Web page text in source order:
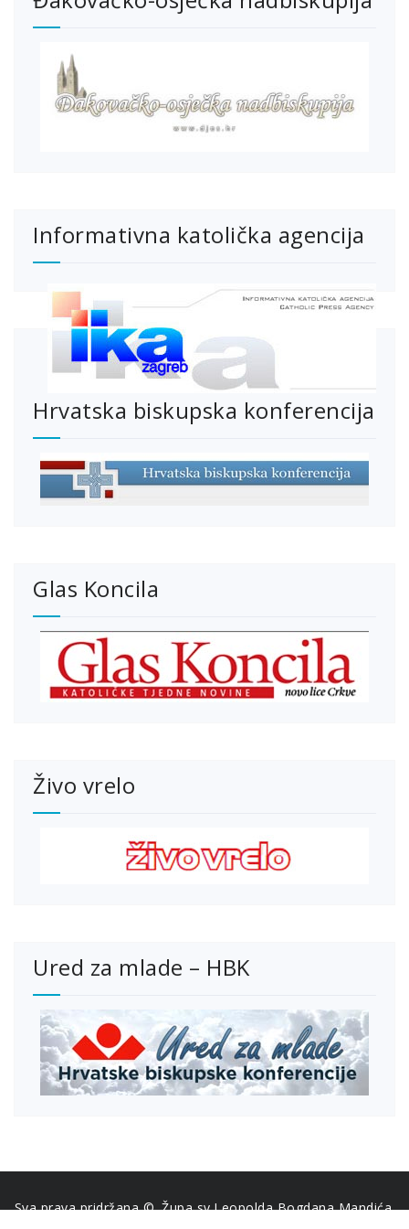
Informativna katolička agencija
Hrvatska biskupska konferencija
Glas Koncila
Živo vrelo
Ured za mlade – HBK
Sva prava pridržana ©. Župa sv.Leopolda Bogdana Mandića.